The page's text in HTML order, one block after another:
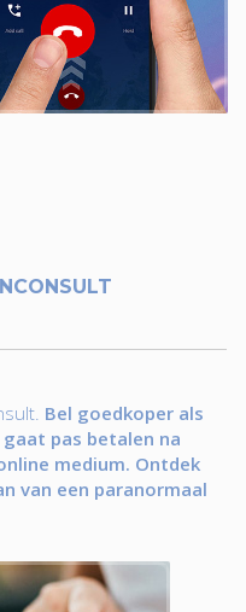
Bel goedkoper als
pas betalen na
medium. Ontdek
van een paranormaal